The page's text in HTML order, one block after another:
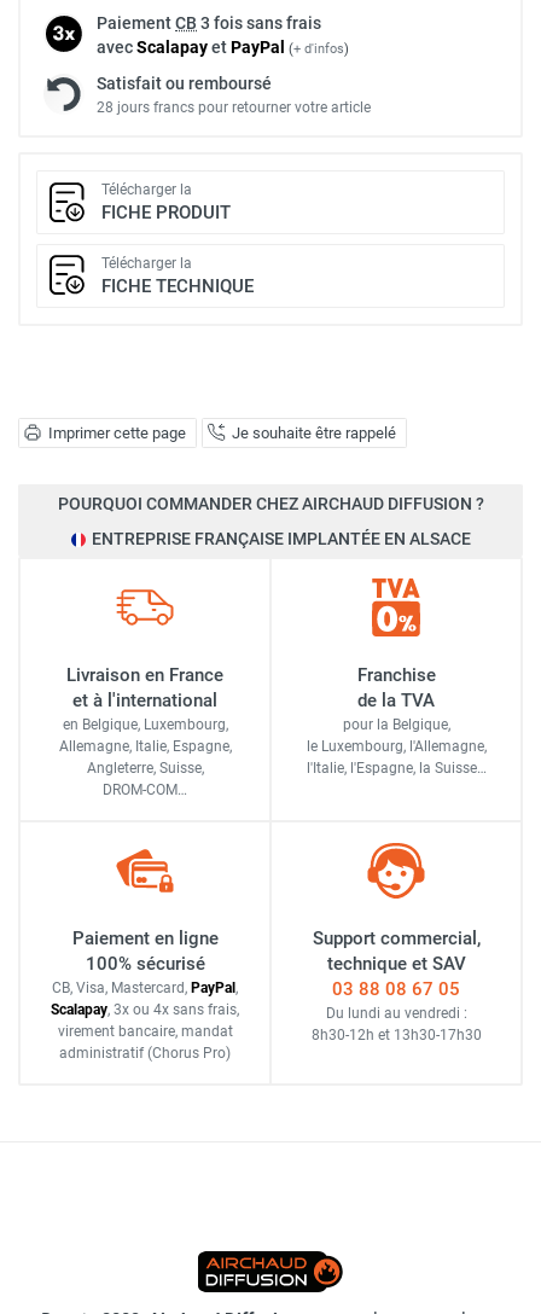
Imprimer cette page Je souhaite être rappelé
PaiementCB 3 fois sans frais
avecScalapayetPayPal (+ d'infos)
Satisfait ou remboursé
28 jours francs pour retourner votre article
Télécharger la
FICHE PRODUIT
Télécharger la
FICHE TECHNIQUE
POURQUOI COMMANDER CHEZ AIRCHAUD DIFFUSION ?
ENTREPRISE FRANÇAISE IMPLANTÉE EN ALSACE
Livraison en France
et à l'international
en Belgique, Luxembourg,
Allemagne, Italie, Espagne,
Angleterre, Suisse,
DROM-COM…
Franchise
de la TVA
pour la Belgique,
le Luxembourg, l'Allemagne,
l'Italie, l'Espagne, la Suisse…
Paiement en ligne
100% sécurisé
CB, Visa, Mastercard, PayPal ,
Scalapay, 3x ou 4x sans frais,
virement bancaire, mandat
administratif (Chorus Pro)
Support commercial,
technique et SAV
03 88 08 67 05
Du lundi au vendredi :
8h30-12h et 13h30-17h30